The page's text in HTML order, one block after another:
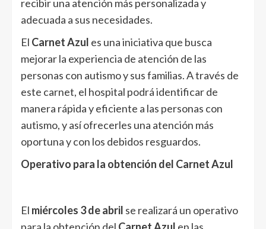
recibir una atención más personalizada y
adecuada a sus necesidades.
El Carnet Azul es una iniciativa que busca
mejorar la experiencia de atención de las
personas con autismo y sus familias. A través de
este carnet, el hospital podrá identificar de
manera rápida y eficiente a las personas con
autismo, y así ofrecerles una atención más
oportuna y con los debidos resguardos.
Operativo para la obtención del Carnet Azul
El miércoles 3 de abril se realizará un operativo